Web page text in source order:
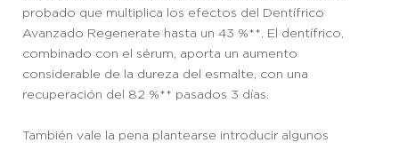
probado que multiplica los efectos del Dentífrico
Avanzado Regenerate hasta un 43 %**. El dentífrico,
combinado con el sérum, aporta un aumento
considerable de la dureza del esmalte, con una
recuperación del 82 %** pasados 3 días.
También vale la pena plantearse introducir algunos